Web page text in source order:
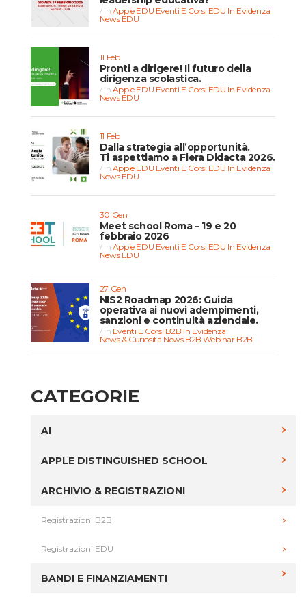
in Apple EDU Eventi E Corsi EDU In Evidenza
News EDU
11 Feb
Pronti a dirigere! Il futuro della
dirigenza scolastica.
in Apple EDU Eventi E Corsi EDU In Evidenza
News EDU
11 Feb
Dalla strategia all’opportunità.
Ti aspettiamo a Fiera Didacta 2026.
in Apple EDU Eventi E Corsi EDU In Evidenza
News EDU
30 Gen
Meet school Roma – 19 e 20
febbraio 2026
in Apple EDU Eventi E Corsi EDU In Evidenza
News EDU
27 Gen
NIS2 Roadmap 2026: Guida
operativa ai nuovi adempimenti,
sanzioni e continuità aziendale.
in Eventi E Corsi B2B In Evidenza
News & Curiosità News B2B Webinar B2B
CATEGORIE
AI
APPLE DISTINGUISHED SCHOOL
ARCHIVIO & REGISTRAZIONI
Registrazioni B2B
Registrazioni EDU
BANDI E FINANZIAMENTI